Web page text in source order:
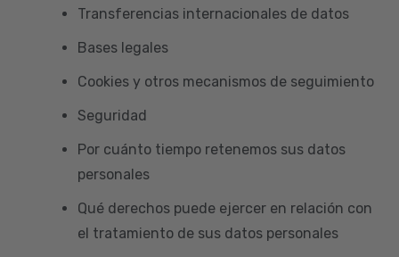
Transferencias internacionales de datos
Bases legales
Cookies y otros mecanismos de seguimiento
Seguridad
Por cuánto tiempo retenemos sus datos
personales
Qué derechos puede ejercer en relación con
el tratamiento de sus datos personales